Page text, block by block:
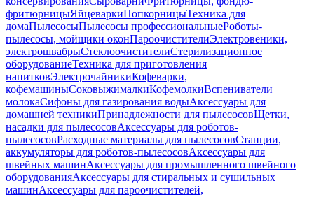
фритюрницыЯйцеваркиПопкорницыТехника для
домаПылесосыПылесосы профессиональныеРоботы-
пылесосы, мойщики оконПароочистителиЭлектровеники,
электрошвабрыСтеклоочистителиСтерилизационное
оборудованиеТехника для приготовления
напитковЭлектрочайникиКофеварки,
кофемашиныСоковыжималкиКофемолкиВспениватели
молокаСифоны для газирования водыАксессуары для
домашней техникиПринадлежности для пылесосовЩетки,
насадки для пылесосовАксессуары для роботов-
пылесосовРасходные материалы для пылесосовСтанции,
аккумуляторы для роботов-пылесосовАксессуары для
швейных машинАксессуары для промышленного швейного
оборудованияАксессуары для стиральных и сушильных
машинАксессуары для пароочистителей,